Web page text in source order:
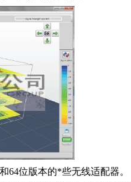
64位版本的*些无线适配器。